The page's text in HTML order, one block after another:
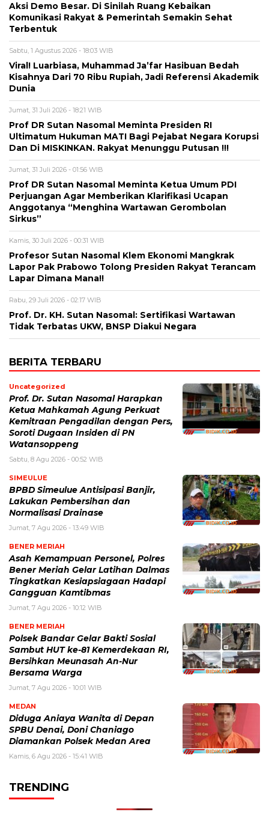
Aksi Demo Besar. Di Sinilah Ruang Kebaikan
Komunikasi Rakyat & Pemerintah Semakin Sehat
Terbentuk
Sabtu, 1 Agustus 2026 - 18:03 WIB
Viral! Luarbiasa, Muhammad Ja’far Hasibuan Bedah
Kisahnya Dari 70 Ribu Rupiah, Jadi Referensi Akademik
Dunia
Jumat, 31 Juli 2026 - 18:21 WIB
Prof DR Sutan Nasomal Meminta Presiden RI
Ultimatum Hukuman MATI Bagi Pejabat Negara Korupsi
Dan Di MISKINKAN. Rakyat Menunggu Putusan !!!
Jumat, 31 Juli 2026 - 01:56 WIB
Prof DR Sutan Nasomal Meminta Ketua Umum PDI
Perjuangan Agar Memberikan Klarifikasi Ucapan
Anggotanya “Menghina Wartawan Gerombolan
Sirkus”
Kamis, 30 Juli 2026 - 00:31 WIB
Profesor Sutan Nasomal Klem Ekonomi Mangkrak
Lapor Pak Prabowo Tolong Presiden Rakyat Terancam
Lapar Dimana Mana!!
Rabu, 29 Juli 2026 - 02:17 WIB
Prof. Dr. KH. Sutan Nasomal: Sertifikasi Wartawan
Tidak Terbatas UKW, BNSP Diakui Negara
BERITA TERBARU
Uncategorized
Prof. Dr. Sutan Nasomal Harapkan
Ketua Mahkamah Agung Perkuat
Kemitraan Pengadilan dengan Pers,
Soroti Dugaan Insiden di PN
Watansoppeng
Sabtu, 8 Agu 2026 - 00:52 WIB
SIMEULUE
BPBD Simeulue Antisipasi Banjir,
Lakukan Pembersihan dan
Normalisasi Drainase
Jumat, 7 Agu 2026 - 13:49 WIB
BENER MERIAH
Asah Kemampuan Personel, Polres
Bener Meriah Gelar Latihan Dalmas
Tingkatkan Kesiapsiagaan Hadapi
Gangguan Kamtibmas
Jumat, 7 Agu 2026 - 10:12 WIB
BENER MERIAH
Polsek Bandar Gelar Bakti Sosial
Sambut HUT ke-81 Kemerdekaan RI,
Bersihkan Meunasah An-Nur
Bersama Warga
Jumat, 7 Agu 2026 - 10:01 WIB
MEDAN
Diduga Aniaya Wanita di Depan
SPBU Denai, Doni Chaniago
Diamankan Polsek Medan Area
Kamis, 6 Agu 2026 - 15:41 WIB
TRENDING